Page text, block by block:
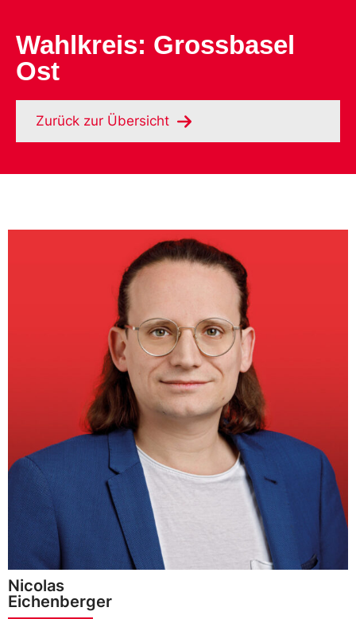
Wahlkreis: Grossbasel
Ost
Zurück zur Übersicht
Nicolas
Eichenberger